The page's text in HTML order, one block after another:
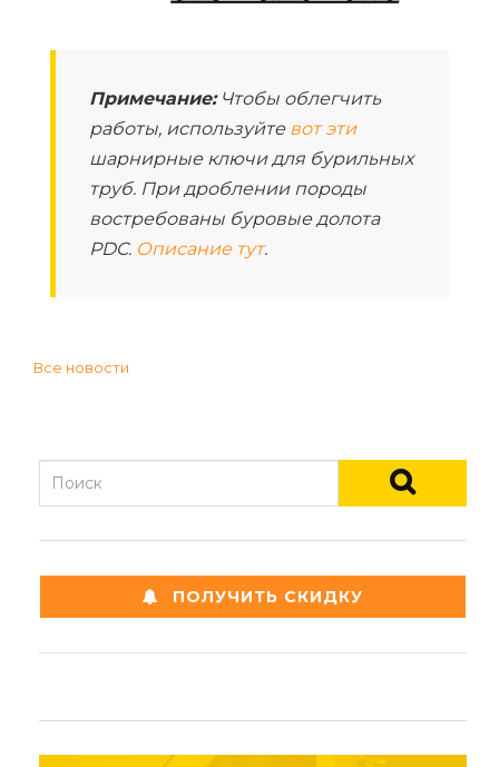
Примечание:Чтобы облегчить
работы, используйте вот эти
шарнирные ключи для бурильных
труб. При дроблении породы
востребованы буровые долота
PDC. Описание тут.
Все новости
ПОЛУЧИТЬ СКИДКУ